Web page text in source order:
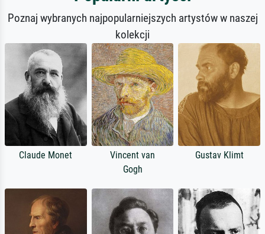
Poznaj wybranych najpopularniejszych artystów w naszej
kolekcji
Claude Monet
Vincent van
Gogh
Gustav Klimt